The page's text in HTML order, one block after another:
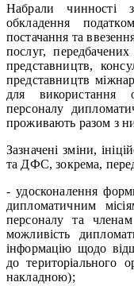
Набрали чинності
обкладення
постачання та
послуг,
представництв,
представництв
для використання
персоналу
проживають разом з
Зазначені зміни,
та ДФС, зокрема,
- удосконалення
дипломатичним
персоналу та
можливість
інформацію щодо
до територіального
накладною);